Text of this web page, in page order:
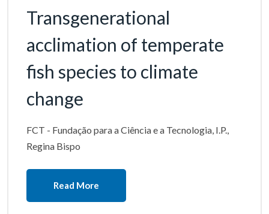
Transgenerational
acclimation of temperate
fish species to climate
change
FCT - Fundação para a Ciência e a Tecnologia, I.P.,
Regina Bispo
Read More